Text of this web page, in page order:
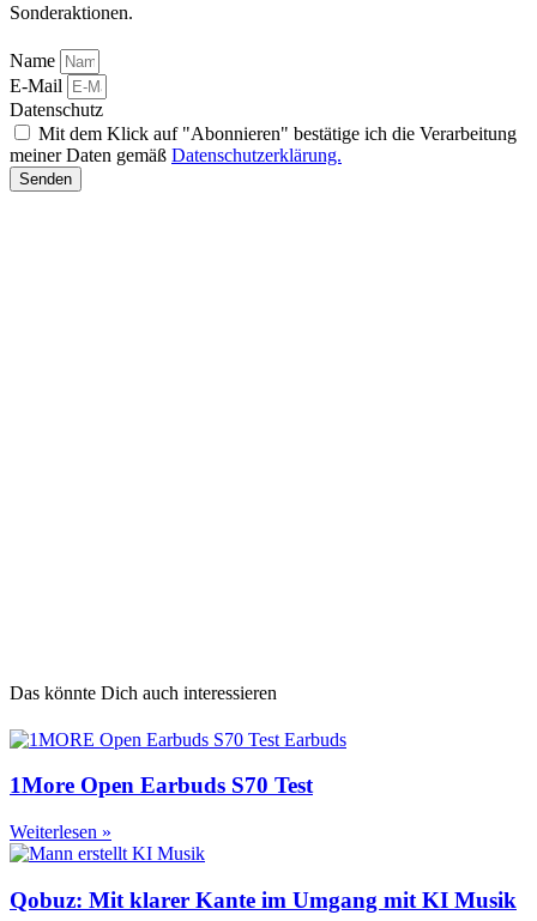
Sonderaktionen.
Name
E-Mail
Datenschutz
Mit dem Klick auf "Abonnieren" bestätige ich die Verarbeitung
meiner Daten gemäß Datenschutzerklärung.
Senden
Das könnte Dich auch interessieren
1More Open Earbuds S70 Test
Weiterlesen »
Qobuz: Mit klarer Kante im Umgang mit KI Musik